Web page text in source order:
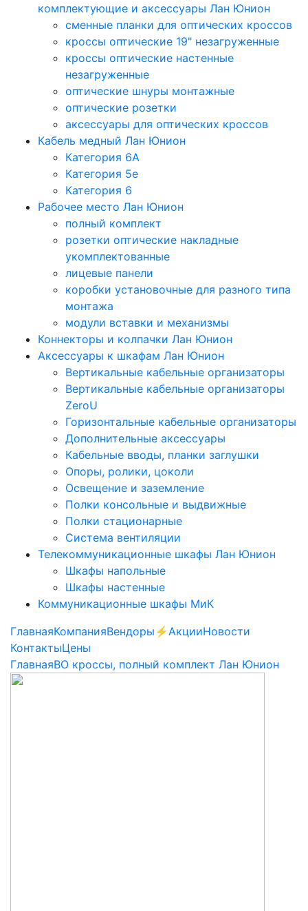
комплектующие и аксессуары Лан Юнион
сменные планки для оптических кроссов
кроссы оптические 19" незагруженные
кроссы оптические настенные
незагруженные
оптические шнуры монтажные
оптические розетки
аксессуары для оптических кроссов
Кабель медный Лан Юнион
Категория 6A
Категория 5e
Категория 6
Рабочее место Лан Юнион
полный комплект
розетки оптические накладные
укомплектованные
лицевые панели
коробки установочные для разного типа
монтажа
модули вставки и механизмы
Коннекторы и колпачки Лан Юнион
Аксессуары к шкафам Лан Юнион
Вертикальные кабельные организаторы
Вертикальные кабельные организаторы
ZeroU
Горизонтальные кабельные организаторы
Дополнительные аксессуары
Кабельные вводы, планки заглушки
Опоры, ролики, цоколи
Освещение и заземление
Полки консольные и выдвижные
Полки стационарные
Система вентиляции
Телекоммуникационные шкафы Лан Юнион
Шкафы напольные
Шкафы настенные
Коммуникационные шкафы МиК
ГлавнаяКомпанияВендоры ⚡️АкцииНовости
КонтактыЦены
ГлавнаяВО кроссы, полный комплект Лан Юнион